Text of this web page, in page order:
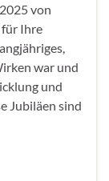
von
für Ihre
war und
und
Jubiläen sind